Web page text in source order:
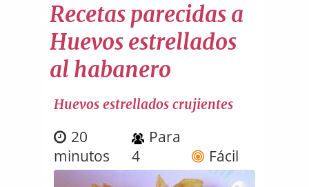
Recetas parecidas a
Huevos estrellados
al habanero
Huevos estrellados crujientes
20
minutos
Para
4
Fácil